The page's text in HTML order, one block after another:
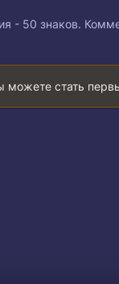
- 50 знаков.
можете стать